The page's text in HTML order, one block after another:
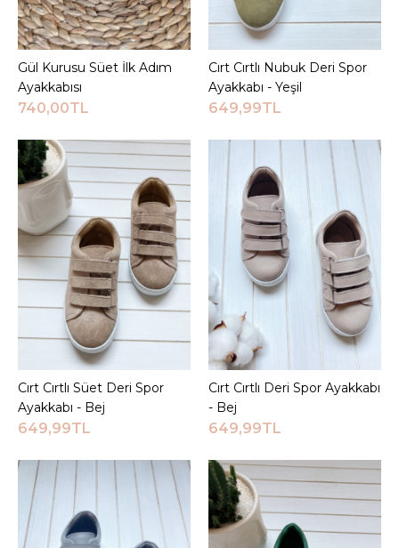
Sepete Ekle
Gül Kurusu Süet İlk Adım
Ayakkabısı
740,00TL
Sepete Ekle
Cırt Cırtlı Nubuk Deri Spor
Ayakkabı - Yeşil
649,99TL
Sepete Ekle
Cırt Cırtlı Süet Deri Spor
Ayakkabı - Bej
649,99TL
Sepete Ekle
Cırt Cırtlı Deri Spor Ayakkabı
- Bej
649,99TL